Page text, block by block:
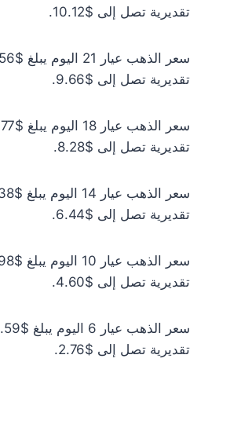
تقديرية تصل إلى $10.12.
تقديرية تصل إلى $9.66.
تقديرية تصل إلى $8.28.
تقديرية تصل إلى $6.44.
تقديرية تصل إلى $4.60.
تقديرية تصل إلى $2.76.